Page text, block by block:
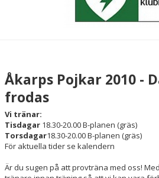
TRÄNINGSTIDER
BILDGALLERI
DOKUMENT
KONTAKT
Åkarps Pojkar 2010 -
frodas
Vi tränar:
Tisdagar 18.30-20.00 B-planen (gräs)
Torsdagar18.30-20.00 B-planen (gräs)
För aktuella tider se kalendern
Är du sugen på att provträna med oss!